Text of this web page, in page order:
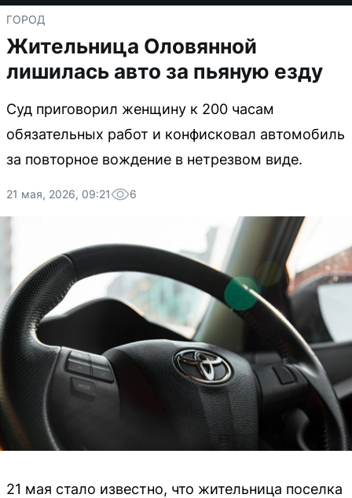
ГОРОД
Жительница Оловянной
лишилась авто за пьяную езду
Суд приговорил женщину к 200 часам
обязательных работ и конфисковал автомобиль
за повторное вождение в нетрезвом виде.
21 мая, 2026, 09:21 6
21 мая стало известно, что жительница поселка